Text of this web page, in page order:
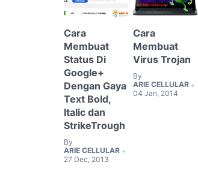
Cara
Membuat
Status Di
Google+
Dengan Gaya
Text Bold,
Italic dan
StrikeTrough
By
ARIE CELLULAR •
27 Dec, 2013
Cara
Membuat
Virus Trojan
By
ARIE CELLULAR •
04 Jan, 2014